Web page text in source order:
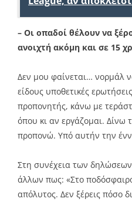
– Οι οπαδοί θέλουν να
ανοιχτή ακόμη και σε 15
Δεν μου φαίνεται… νορμάλ
είδους υποθετικές
προπονητής, κάνω με
όπου κι αν εργάζομαι. Δίνω
προπονώ. Υπό αυτήν την
Στη συνέχεια των
άλλων πως: «Στο
απόλυτος. Δεν ξέρεις πόσο